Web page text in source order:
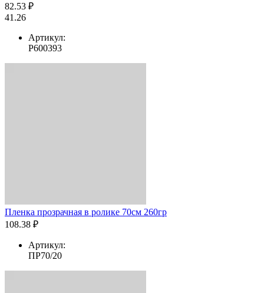
82.53 ₽
41.26
Артикул:
Р600393
Пленка прозрачная в ролике 70см 260гр
108.38 ₽
Артикул:
ПР70/20